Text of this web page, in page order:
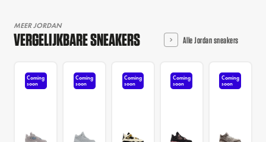
MEER JORDAN
VERGELIJKBARE SNEAKERS Alle Jordan sneakers
Coming
soon
Coming
soon
Coming
soon
Coming
soon
Coming
soon